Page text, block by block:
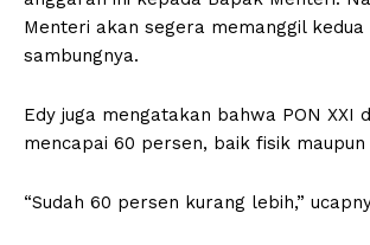
Menteri akan segera memanggil kedua
sambungnya.
Edy juga mengatakan bahwa PON XXI
mencapai 60 persen, baik fisik
“Sudah 60 persen kurang lebih,”